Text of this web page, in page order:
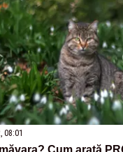
08:01
Cum arată